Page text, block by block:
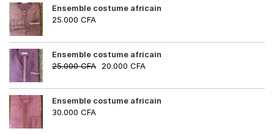
Ensemble costume africain
25.000 CFA
Ensemble costume africain
25.000CFA 20.000 CFA
Ensemble costume africain
30.000 CFA